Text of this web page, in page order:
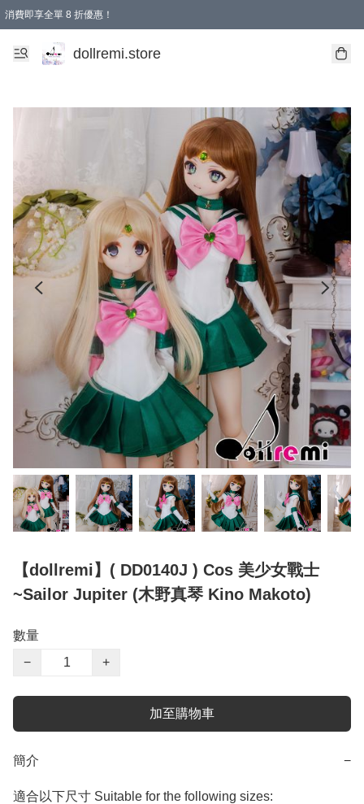
消費即享全單 8 折優惠！
購物滿 HKD 1500.00即享免運費優惠！（適用於 本地送貨、本地取貨、國際送貨 )
dollremi.store
【dollremi】( DD0140J ) Cos 美少女戰士
~Sailor Jupiter (木野真琴 Kino Makoto)
數量
−
+
加至購物車
簡介 −
適合以下尺寸 Suitable for the following sizes: